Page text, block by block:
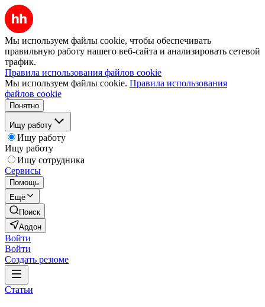
Мы используем файлы cookie, чтобы обеспечивать
правильную работу нашего веб-сайта и анализировать сетевой
трафик.
Правила использования файлов cookie
Мы используем файлы cookie. Правила использования
файлов cookie
Понятно
Ищу работу
Ищу работу
Ищу работу
Ищу сотрудника
Сервисы
Помощь
Ещё
Поиск
Ардон
Войти
Войти
Создать резюме
Статьи